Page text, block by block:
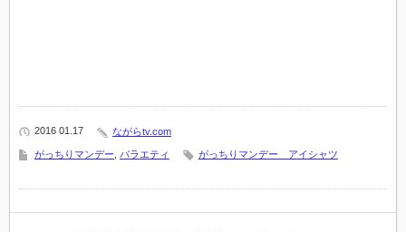
2016 01.17 ながらtv.com
がっちりマンデー バラエティ がっちりマンデー アイシャツ